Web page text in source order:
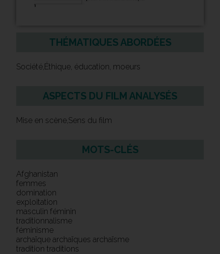
THÉMATIQUES ABORDÉES
Société,Éthique, éducation, moeurs
ASPECTS DU FILM ANALYSÉS
Mise en scène,Sens du film
MOTS-CLÉS
Afghanistan
femmes
domination
exploitation
masculin féminin
traditionnalisme
féminisme
archaïque archaïques archaïsme
tradition traditions